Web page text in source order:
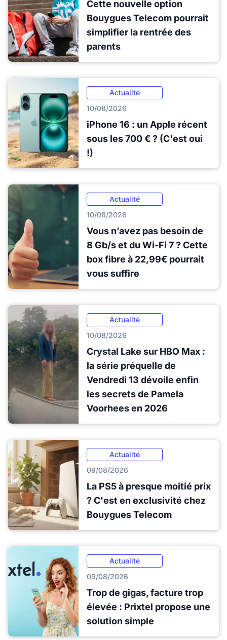
Cette nouvelle option
Bouygues Telecom pourrait
simplifier la rentrée des
parents
Actualité
10/08/2026
iPhone 16 : un Apple récent
sous les 700 € ? (C'est oui
!)
Actualité
10/08/2026
Vous n’avez pas besoin de
8 Gb/s et du Wi-Fi 7 ? Cette
box fibre à 22,99€ pourrait
vous suffire
Actualité
10/08/2026
Crystal Lake sur HBO Max :
la série préquelle de
Vendredi 13 dévoile enfin
les secrets de Pamela
Voorhees en 2026
Actualité
09/08/2026
La PS5 à presque moitié prix
? C'est en exclusivité chez
Bouygues Telecom
Actualité
09/08/2026
Trop de gigas, facture trop
élevée : Prixtel propose une
solution simple